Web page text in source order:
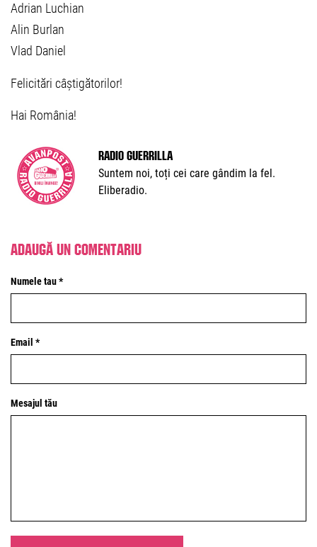
Adrian Luchian
Alin Burlan
Vlad Daniel
Felicitări câștigătorilor!
Hai România!
Radio Guerrilla
Suntem noi, toți cei care gândim la fel.
Eliberadio.
Adaugă un comentariu
Numele tau *
Email *
Mesajul tău